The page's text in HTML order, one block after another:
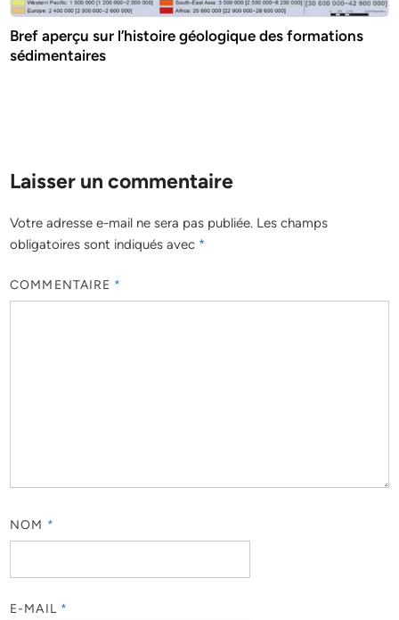
Bref aperçu sur l’histoire géologique des formations
sédimentaires
Laisser un commentaire
Votre adresse e-mail ne sera pas publiée. Les champs
obligatoires sont indiqués avec *
COMMENTAIRE *
NOM *
E-MAIL *